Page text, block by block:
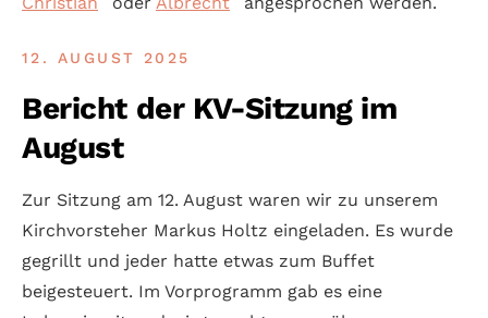
12. AUGUST 2025
Bericht der KV-Sitzung im
August
Zur Sitzung am 12. August waren wir zu unserem
Kirchvorsteher Markus Holtz eingeladen. Es wurde
gegrillt und jeder hatte etwas zum Buffet
beigesteuert. Im Vorprogramm gab es eine